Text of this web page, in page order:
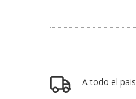
A todo el pais